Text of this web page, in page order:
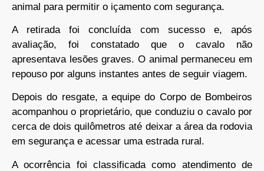
animal para permitir o içamento com segurança.
A retirada foi concluída com sucesso e, após
avaliação, foi constatado que o cavalo não
apresentava lesões graves. O animal permaneceu em
repouso por alguns instantes antes de seguir viagem.
Depois do resgate, a equipe do Corpo de Bombeiros
acompanhou o proprietário, que conduziu o cavalo por
cerca de dois quilômetros até deixar a área da rodovia
em segurança e acessar uma estrada rural.
A ocorrência foi classificada como atendimento de